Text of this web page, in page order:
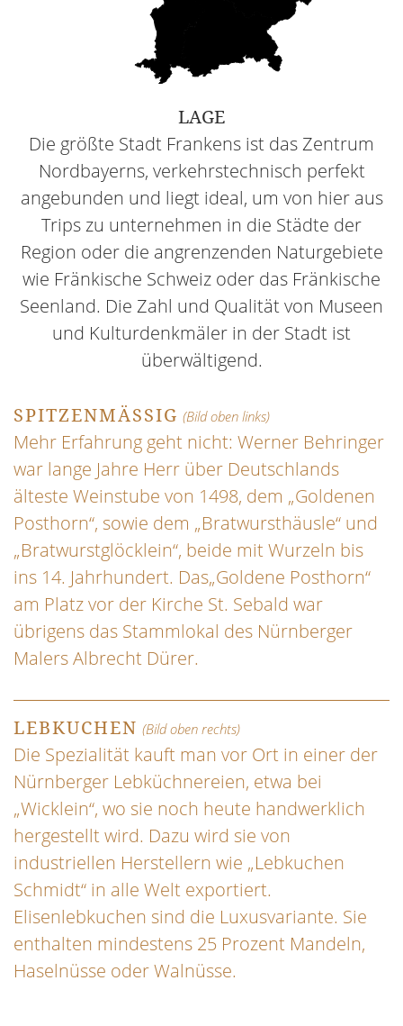
LAGE
Die größte Stadt Frankens ist das Zentrum
Nordbayerns, verkehrstechnisch perfekt
angebunden und liegt ideal, um von hier aus
Trips zu unternehmen in die Städte der
Region oder die angrenzenden Naturgebiete
wie Fränkische Schweiz oder das Fränkische
Seenland. Die Zahl und Qualität von Museen
und Kulturdenkmäler in der Stadt ist
überwältigend.
SPITZENMÄSSIG (Bild oben links)
Mehr Erfahrung geht nicht: Werner Behringer
war lange Jahre Herr über Deutschlands
älteste Weinstube von 1498, dem „Goldenen
Posthorn“, sowie dem „Bratwursthäusle“ und
„Bratwurstglöcklein“, beide mit Wurzeln bis
ins 14. Jahrhundert. Das„Goldene Posthorn“
am Platz vor der Kirche St. Sebald war
übrigens das Stammlokal des Nürnberger
Malers Albrecht Dürer.
LEBKUCHEN (Bild oben rechts)
Die Spezialität kauft man vor Ort in einer der
Nürnberger Lebküchnereien, etwa bei
„Wicklein“, wo sie noch heute handwerklich
hergestellt wird. Dazu wird sie von
industriellen Herstellern wie „Lebkuchen
Schmidt“ in alle Welt exportiert.
Elisenlebkuchen sind die Luxusvariante. Sie
enthalten mindestens 25 Prozent Mandeln,
Haselnüsse oder Walnüsse.